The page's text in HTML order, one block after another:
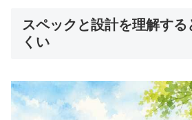
スペックと設計を理解する
くい